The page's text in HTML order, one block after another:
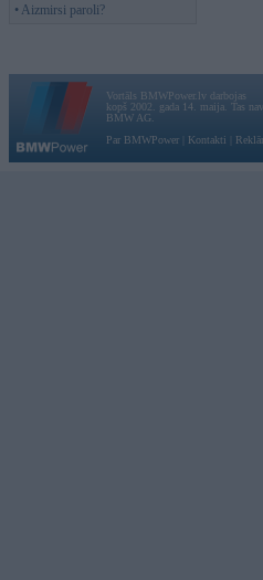
• Aizmirsi paroli?
Vortāls BMWPower.lv darbojas
kopš 2002. gada 14. maija. Tas
BMW AG.
Par BMWPower
Kontakti